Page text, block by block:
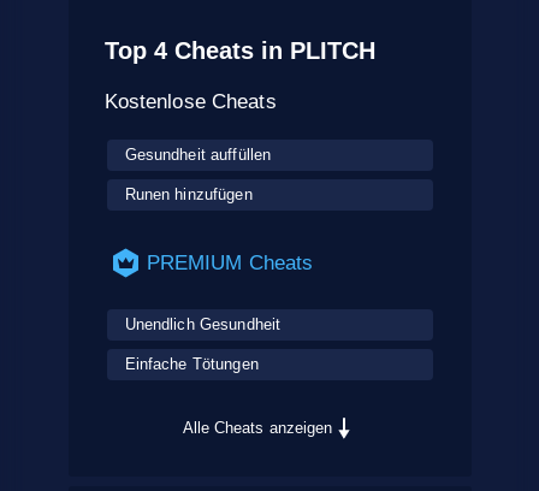
Top 4 Cheats in PLITCH
Kostenlose Cheats
Gesundheit auffüllen
Runen hinzufügen
PREMIUM Cheats
Unendlich Gesundheit
Einfache Tötungen
Alle Cheats anzeigen